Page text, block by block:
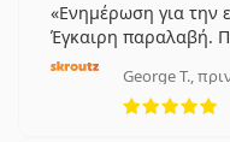
Ενημέρωση για την
Έγκαιρη παραλαβή.
George T.,